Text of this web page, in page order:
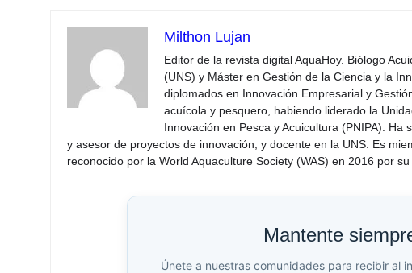
Milthon Lujan
Editor de la revista digital AquaHoy. Biólogo
(UNS) y Máster en Gestión de la Ciencia y la
diplomados en Innovación Empresarial y
acuícola y pesquero, habiendo liderado la
Innovación en Pesca y Acuicultura (PNIPA).
y asesor de proyectos de innovación, y docente en la UNS. Es
reconocido por la World Aquaculture Society (WAS) en 2016 por
Mantente
Únete a nuestras comunidades para recibir al